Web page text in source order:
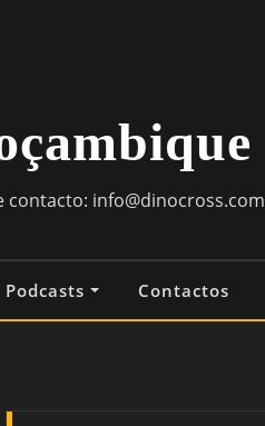
contacto: info@dinocross.com
Podcasts Contactos